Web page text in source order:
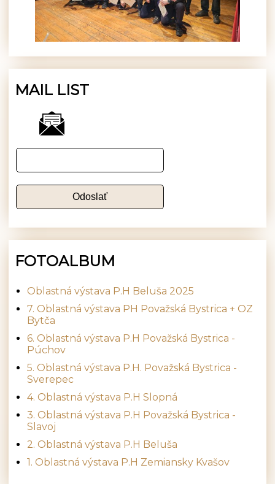
MAIL LIST
FOTOALBUM
Oblastná výstava P.H Beluša 2025
7. Oblastná výstava PH Považská Bystrica + OZ
Bytča
6. Oblastná výstava P.H Považská Bystrica -
Púchov
5. Oblastná výstava P.H. Považská Bystrica -
Sverepec
4. Oblastná výstava P.H Slopná
3. Oblastná výstava P.H Považská Bystrica -
Slavoj
2. Oblastná výstava P.H Beluša
1. Oblastná výstava P.H Zemiansky Kvašov